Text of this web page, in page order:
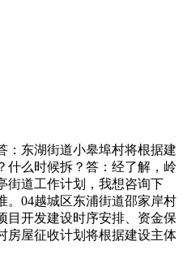
：东湖街道小皋埠村将根据建
什么时候拆？答：经了解，岭
街道工作计划，我想咨询下
。04越城区东浦街道邵家岸村
目开发建设时序安排、资金保
房屋征收计划将根据建设主体